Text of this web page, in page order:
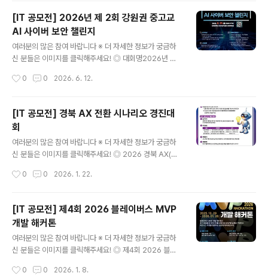
사고력과 학술 역량을 갖춘 미래 IT 인재를 발굴·육성하고
자 마련되었습니다. ◎ 지원자격 및 참가단위[청소년 IT학
술대회]2026년 기준 초등학교 3학년 ~ 고등학교 3학년
재학생 또는 이에 상응하는 청소년 (2008년생 ~ 2017년
는 개인/팀 참여 가능팀은 최대 3인까지, 성별·나이·학년·학
[IT 공모전] 2026년 제 2회 강원권 중고교
AI 사이버 보안 챌린지
여러분의 많은 참여 바랍니다 ※ 더 자세한 정보가 궁금하
신 분들은 이미지를 클릭해주세요! ◎ 대회명2026년 제
cyber Security Challenge:GAISC) ◎ 대회개요CTF
00 입실은 9시부터 가능합니다.- 장소 ㅣ 강원대학교 60
주년 기념관 국제회의실- 진행방식 ㅣ CTF 문제풀이 ㅣ
참가자 전원 노트북 제공 · 개인 노트북 지참 금지- 문제 유
형 ㅣ 인공지능 · 웹 · 암호 · 시스템 · 리버싱 · 포렌식 ◎ 참
0 0 2026. 6. 12.
[IT 공모전] 경북 AX 전환 시나리오 경진대
회
여러분의 많은 참여 바랍니다 ※ 더 자세한 정보가 궁금하
신 분들은 이미지를 클릭해주세요! ◎ 2026 경북 AX(AI
털전환(DX)의 융합을 통한 경북 지역 산업 및 생활 전 영역
여 바랍니다. ◎ 지원자격경북지역 대학생, 주민 및 기업
(개인 또는 팀 단위 / 팀당 3~5명)※ 지역주민은 만 16세
이상 참여 가능 ◎ 접수기간2026. 1. 7 ~ 2026. 1. 30
◎ 공모주제[1] 지역산업분야 AX전환 시나리오-스마트
등[2] 생활밀착형 AX전환 시나리오-교통, 환경, ..
0 0 2026. 1. 22.
[IT 공모전] 제4회 2026 블레이버스 MVP
개발 해커톤
여러분의 많은 참여 바랍니다 ※ 더 자세한 정보가 궁금하
신 분들은 이미지를 클릭해주세요! ◎ 제4회 2026 블레
만들 IT 전문가를 찾습니다!블레이버스 MVP 개발 해커톤
0 0 2026. 1. 8.